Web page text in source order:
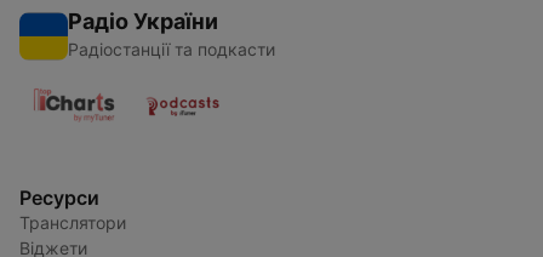
Радіо України
Радіостанції та подкасти
Ресурси
Транслятори
Віджети